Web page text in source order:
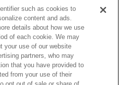
への対応
ント
組み
such as cookies to
content and ads.
details about how we use
of each cookie. We may
your use of our website
partners, who may
that you have provided to
from your use of their